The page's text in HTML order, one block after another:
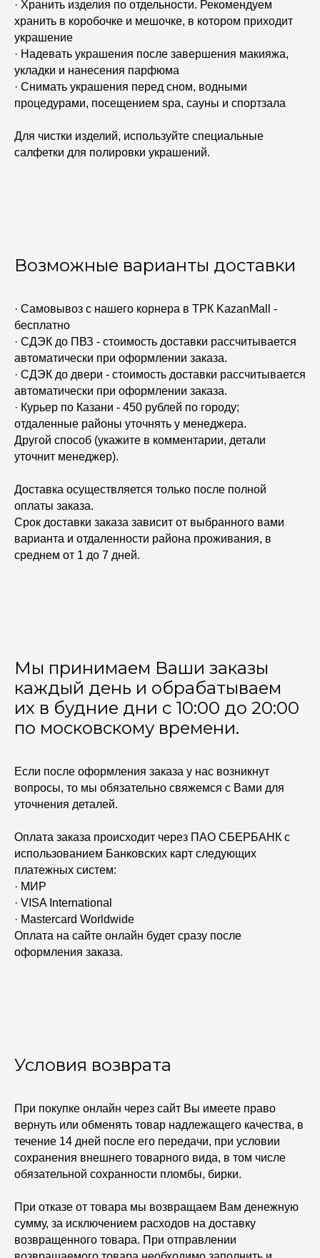
· Хранить изделия по отдельности. Рекомендуем
хранить в коробочке и мешочке, в котором приходит
украшение
· Надевать украшения после завершения макияжа,
укладки и нанесения парфюма
· Снимать украшения перед сном, водными
процедурами, посещением spa, сауны и спортзала
Для чистки изделий, используйте специальные
салфетки для полировки украшений.
Возможные варианты доставки
· Самовывоз с нашего корнера в ТРК KazanMall -
бесплатно
· СДЭК до ПВЗ - стоимость доставки рассчитывается
автоматически при оформлении заказа.
· СДЭК до двери - стоимость доставки рассчитывается
автоматически при оформлении заказа.
· Курьер по Казани - 450 рублей по городу;
отдаленные районы уточнять у менеджера.
Другой способ (укажите в комментарии, детали
уточнит менеджер).
Доставка осуществляется только после полной
оплаты заказа.
Срок доставки заказа зависит от выбранного вами
варианта и отдаленности района проживания, в
среднем от 1 до 7 дней.
Мы принимаем Ваши заказы
каждый день и обрабатываем
их в будние дни с 10:00 до 20:00
по московскому времени.
Если после оформления заказа у нас возникнут
вопросы, то мы обязательно свяжемся с Вами для
уточнения деталей.
Оплата заказа происходит через ПАО СБЕРБАНК с
использованием Банковских карт следующих
платежных систем:
· МИР
· VISA International
· Mastercard Worldwide
Оплата на сайте онлайн будет сразу после
оформления заказа.
Условия возврата
При покупке онлайн через сайт Вы имеете право
вернуть или обменять товар надлежащего качества, в
течение 14 дней после его передачи, при условии
сохранения внешнего товарного вида, в том числе
обязательной сохранности пломбы, бирки.
При отказе от товара мы возвращаем Вам денежную
сумму, за исключением расходов на доставку
возвращенного товара. При отправлении
+7 (965) 622-73-33
В ПОДАРОК
УЧАСТВУЙТЕ В НАШЕЙ
СИСТЕМЕ ЛОЯЛЬНОСТИ
Сеты
Возврат и гарантия
УСЛУГИ
Чокеры
Сертификаты
Трансформеры
что по любви
Регистрация